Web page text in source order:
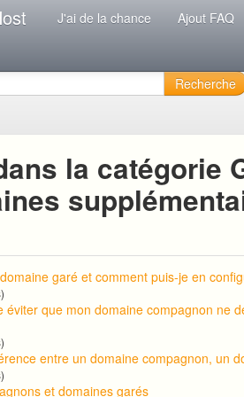
J'ai de la chance Ajout FAQ
Recherche
la catégorie
garé et comment puis-je en
éviter que mon domaine compagnon ne
entre un domaine compagnon, un
et domaines garés